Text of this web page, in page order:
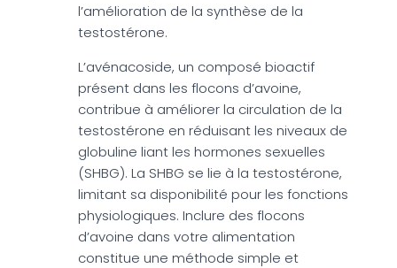
l’amélioration de la synthèse de la
testostérone.
L’avénacoside, un composé bioactif
présent dans les flocons d’avoine,
contribue à améliorer la circulation de la
testostérone en réduisant les niveaux de
globuline liant les hormones sexuelles
(SHBG). La SHBG se lie à la testostérone,
limitant sa disponibilité pour les fonctions
physiologiques. Inclure des flocons
d’avoine dans votre alimentation
constitue une méthode simple et